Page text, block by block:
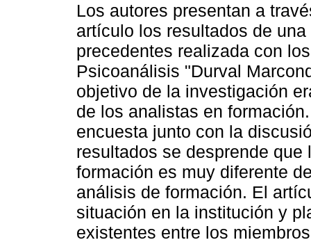
Los autores presentan a
artículo los resultados de
precedentes realizada con
Psicoanálisis "Durval
objetivo de la investigación
de los analistas en
encuesta junto con la
resultados se desprende
formación es muy diferente
análisis de formación. El
situación en la institución y
existentes entre los